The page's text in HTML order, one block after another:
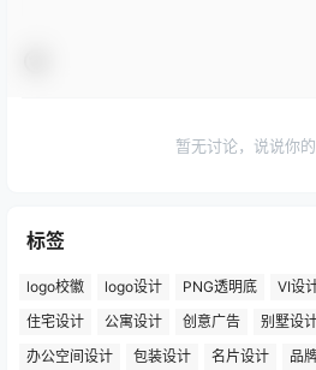
暂无讨论，说说你
标签
logo校徽 logo设计 PNG透明底 VI设
住宅设计
公寓设计 创意广告 别墅设
办公空间设计
包装设计 名片设计 品